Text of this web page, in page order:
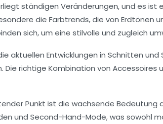
ständigen Veränderungen, und es ist
die Farbtrends, die von Erdtönen
sich, um eine stilvolle und zugleich
aktuellen Entwicklungen in Schnitten und
Die richtige Kombination von Accessoires
Punkt ist die wachsende Bedeutung
und Second-Hand-Mode, was sowohl